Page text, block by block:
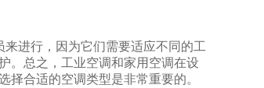
进行，因为它们需要适应不同的工
。 总之，工业空调和家用空调在设
合适的空调类型是非常重要的。